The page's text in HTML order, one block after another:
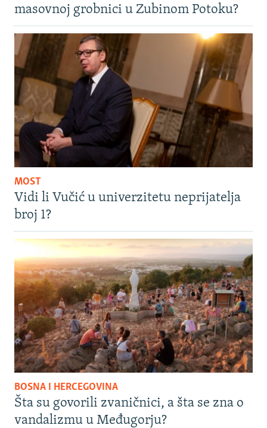
masovnoj grobnici u Zubinom Potoku?
MOST
Vidi li Vučić u univerzitetu neprijatelja
broj 1?
BOSNA I HERCEGOVINA
Šta su govorili zvaničnici, a šta se zna o
vandalizmu u Međugorju?